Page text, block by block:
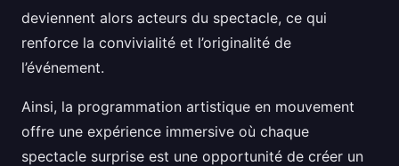
deviennent alors acteurs du spectacle, ce qui
renforce la convivialité et l’originalité de
l’événement.
Ainsi, la programmation artistique en mouvement
offre une expérience immersive où chaque
spectacle surprise est une opportunité de créer un